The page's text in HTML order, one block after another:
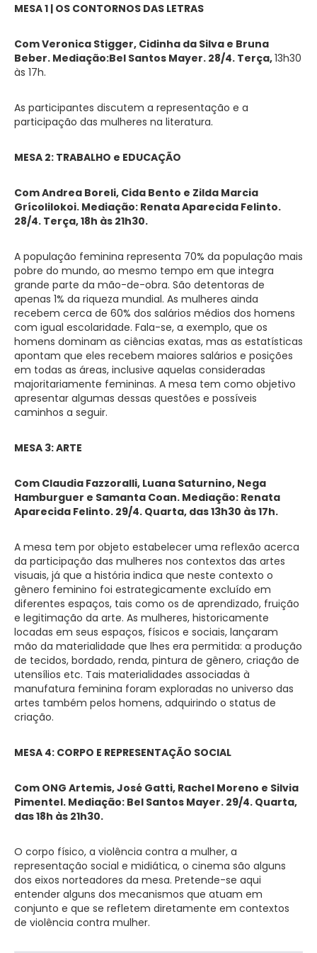
MESA 1 | OS CONTORNOS DAS LETRAS
Com Veronica Stigger, Cidinha da Silva e Bruna
Beber. Mediação:Bel Santos Mayer. 28/4. Terça,13h30
às 17h.
As participantes discutem a representação e a
participação das mulheres na literatura.
MESA 2: TRABALHO e EDUCAÇÃO
Com Andrea Boreli, Cida Bento e Zilda Marcia
GrícoliIokoi. Mediação: Renata Aparecida Felinto.
28/4. Terça, 18h às 21h30.
A população feminina representa 70% da população mais
pobre do mundo, ao mesmo tempo em que integra
grande parte da mão-de-obra. São detentoras de
apenas 1% da riqueza mundial. As mulheres ainda
recebem cerca de 60% dos salários médios dos homens
com igual escolaridade. Fala-se, a exemplo, que os
homens dominam as ciências exatas, mas as estatísticas
apontam que eles recebem maiores salários e posições
em todas as áreas, inclusive aquelas consideradas
majoritariamente femininas. A mesa tem como objetivo
apresentar algumas dessas questões e possíveis
caminhos a seguir.
MESA 3: ARTE
Com Claudia Fazzoralli, Luana Saturnino, Nega
Hamburguer e Samanta Coan. Mediação: Renata
Aparecida Felinto. 29/4. Quarta, das 13h30 às 17h.
A mesa tem por objeto estabelecer uma reflexão acerca
da participação das mulheres nos contextos das artes
visuais, já que a história indica que neste contexto o
gênero feminino foi estrategicamente excluído em
diferentes espaços, tais como os de aprendizado, fruição
e legitimação da arte. As mulheres, historicamente
locadas em seus espaços, físicos e sociais, lançaram
mão da materialidade que lhes era permitida: a produção
de tecidos, bordado, renda, pintura de gênero, criação de
utensílios etc. Tais materialidades associadas à
manufatura feminina foram exploradas no universo das
artes também pelos homens, adquirindo o status de
criação.
MESA 4: CORPO E REPRESENTAÇÃO SOCIAL
Com ONG Artemis, José Gatti, Rachel Moreno e Silvia
Pimentel. Mediação: Bel Santos Mayer. 29/4. Quarta,
das 18h às 21h30.
O corpo físico, a violência contra a mulher, a
representação social e midiática, o cinema são alguns
dos eixos norteadores da mesa. Pretende-se aqui
entender alguns dos mecanismos que atuam em
conjunto e que se refletem diretamente em contextos
de violência contra mulher.